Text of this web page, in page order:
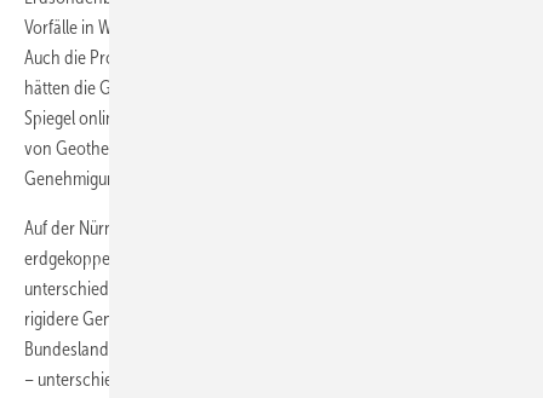
Vorfälle in Wiesbaden, Leonberg, Schorndorf und anderen Städten.
Auch die Probleme bei den Tiefenbohrungen in Basel und Landau
hätten die Geothermie in Deutschland „in Verruf gebracht“, schreibt
Spiegel online am 12. Dezember 2009. Tatsache ist, dass Anwohner
von Geothermie-Projekten seither stärker sensibilisiert sind und
Genehmi­gungen durch Bürgerinitiativen hinausgezögert werden.
Auf der Nürnberger Veranstaltung gab es für den rückgängigen Absatz
erdgekoppelter Wärmepumpen von offizieller Seite die
unterschiedlichsten Erklärungen. Eindeutig seien die zunehmend
rigidere Genehmigungspraxis der Behörden sowie die von
Bundesland zu Bundesland – oftmals auch von Behörde zu Behörde
– unterschiedlichen Verfahrenswege die Gründe für die